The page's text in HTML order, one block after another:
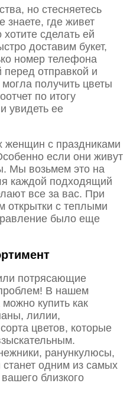
но стесняетесь
знаете, где живет
сделать ей
доставим букет,
номер телефона
отправкой и
получить цветы
по итогу
увидеть ее
женщин с праздниками
если они живут
Мы возьмем это на
каждой подходящий
все за вас. При
открытки с теплыми
было еще
потрясающие
В нашем
купить как
лилии,
цветов, которые
ранункулюсы,
одним из самых
близкого